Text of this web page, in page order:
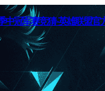
中冠军赛竞猜-英雄联盟官